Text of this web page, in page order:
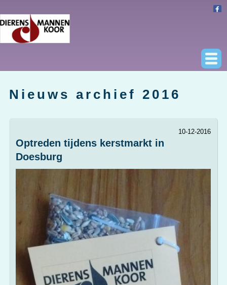
Nieuws archief 2016
10-12-2016
Optreden tijdens kerstmarkt in
Doesburg